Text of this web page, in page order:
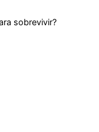
sobrevivir?